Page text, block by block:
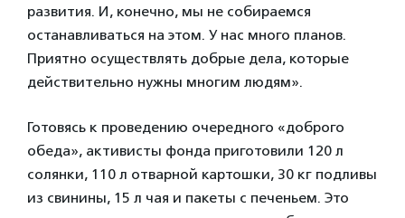
развития. И, конечно, мы не собираемся
останавливаться на этом. У нас много планов.
Приятно осуществлять добрые дела, которые
действительно нужны многим людям».
Готовясь к проведению очередного «доброго
обеда», активисты фонда приготовили 120 л
солянки, 110 л отварной картошки, 30 кг подливы
из свинины, 15 л чая и пакеты с печеньем. Это